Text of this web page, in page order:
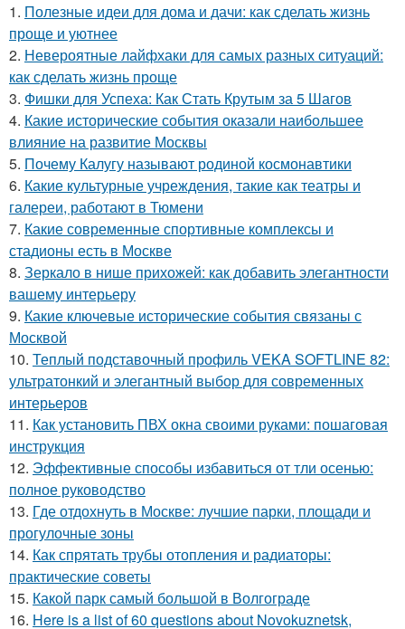
1. Полезные идеи для дома и дачи: как сделать жизнь
проще и уютнее
2. Невероятные лайфхаки для самых разных ситуаций:
как сделать жизнь проще
3. Фишки для Успеха: Как Стать Крутым за 5 Шагов
4. Какие исторические события оказали наибольшее
влияние на развитие Москвы
5. Почему Калугу называют родиной космонавтики
6. Какие культурные учреждения, такие как театры и
галереи, работают в Тюмени
7. Какие современные спортивные комплексы и
стадионы есть в Москве
8. Зеркало в нише прихожей: как добавить элегантности
вашему интерьеру
9. Какие ключевые исторические события связаны с
Москвой
10. Теплый подставочный профиль VEKA SOFTLINE 82:
ультратонкий и элегантный выбор для современных
интерьеров
11. Как установить ПВХ окна своими руками: пошаговая
инструкция
12. Эффективные способы избавиться от тли осенью:
полное руководство
13. Где отдохнуть в Москве: лучшие парки, площади и
прогулочные зоны
14. Как спрятать трубы отопления и радиаторы:
практические советы
15. Какой парк самый большой в Волгограде
16. Here is a list of 60 questions about Novokuznetsk,